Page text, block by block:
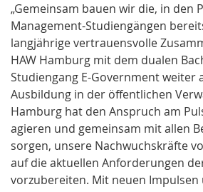
„Gemeinsam bauen wir die, in den
Management-Studiengängen
langjährige vertrauensvolle
HAW Hamburg mit dem dualen
Studiengang E-Government weiter
Ausbildung in der öffentlichen
Hamburg hat den Anspruch am
agieren und gemeinsam mit allen
sorgen, unsere Nachwuchskräfte
auf die aktuellen Anforderungen
vorzubereiten. Mit neuen Impulsen